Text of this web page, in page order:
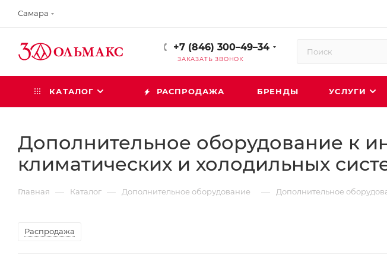
Самара
+7 (846) 300–49–34
ЗАКАЗАТЬ ЗВОНОК
КАТАЛОГ РАСПРОДАЖА БРЕНДЫ УСЛУГИ
Дополнительное оборудование к
климатических и холодильных
Главная — Каталог — Дополнительное оборудование — Дополнительное
Распродажа